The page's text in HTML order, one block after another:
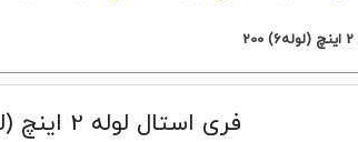
فری استال لوله 2 اینچ (لوله6) 200